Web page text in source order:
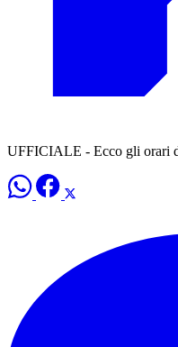
UFFICIALE - Ecco gli orari